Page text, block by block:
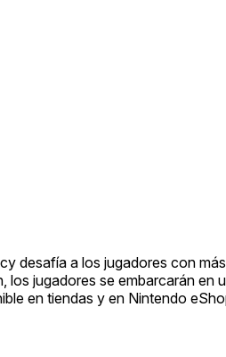
desafía a los jugadores con
los jugadores se embarcarán
en tiendas y en Nintendo